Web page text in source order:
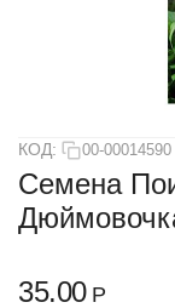
КОД: 00-00014590
Семена
35.00 Р